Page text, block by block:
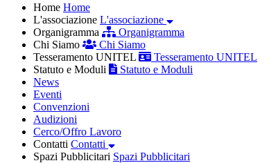
Home Home
L'associazione L'associazione
Organigramma
Organigramma
Chi Siamo
Chi Siamo
Tesseramento UNITEL
Tesseramento UNITEL
Statuto e Moduli
Statuto e Moduli
News
Eventi
Convenzioni
Audizioni
Cerco/Offro Lavoro
Contatti Contatti
Spazi Pubblicitari Spazi Pubblicitari